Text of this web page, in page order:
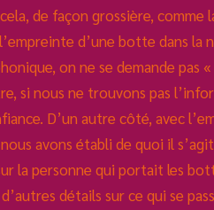
de façon grossière,
d’une botte dans la
on ne se demande pas
si nous ne trouvons pas
D’un autre côté, avec
avons établi de quoi il
la personne qui portait les
détails sur ce qui se